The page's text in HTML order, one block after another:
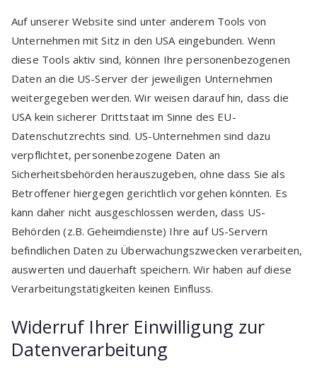
Auf unserer Website sind unter anderem Tools von
Unternehmen mit Sitz in den USA eingebunden. Wenn
diese Tools aktiv sind, können Ihre personenbezogenen
Daten an die US-Server der jeweiligen Unternehmen
weitergegeben werden. Wir weisen darauf hin, dass die
USA kein sicherer Drittstaat im Sinne des EU-
Datenschutzrechts sind. US-Unternehmen sind dazu
verpflichtet, personenbezogene Daten an
Sicherheitsbehörden herauszugeben, ohne dass Sie als
Betroffener hiergegen gerichtlich vorgehen könnten. Es
kann daher nicht ausgeschlossen werden, dass US-
Behörden (z.B. Geheimdienste) Ihre auf US-Servern
befindlichen Daten zu Überwachungszwecken verarbeiten,
auswerten und dauerhaft speichern. Wir haben auf diese
Verarbeitungstätigkeiten keinen Einfluss.
Widerruf Ihrer Einwilligung zur
Datenverarbeitung